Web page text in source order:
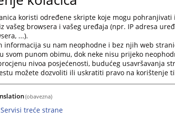
o web servisu „Pristup
putem Interneta“
koristi određene skripte koje mogu
vašeg browsera i vašeg uređaja (npr. IP adresa
...).
informacija su nam neophodne i bez njih web
svom punom obimu, dok neke nisu prijeko
nivoa posjećenosti, budućeg usavršavanja
možete dozvoliti ili uskratiti pravo na korištenje
(obavezna)
Servisi treće strane